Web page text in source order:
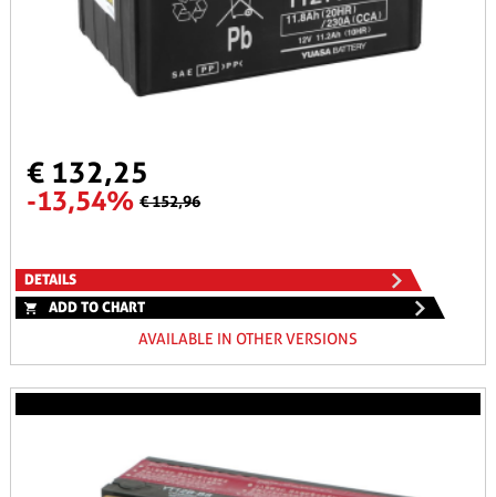
€ 132,25
-13,54% € 152,96
DETAILS
ADD TO CHART
AVAILABLE IN OTHER VERSIONS